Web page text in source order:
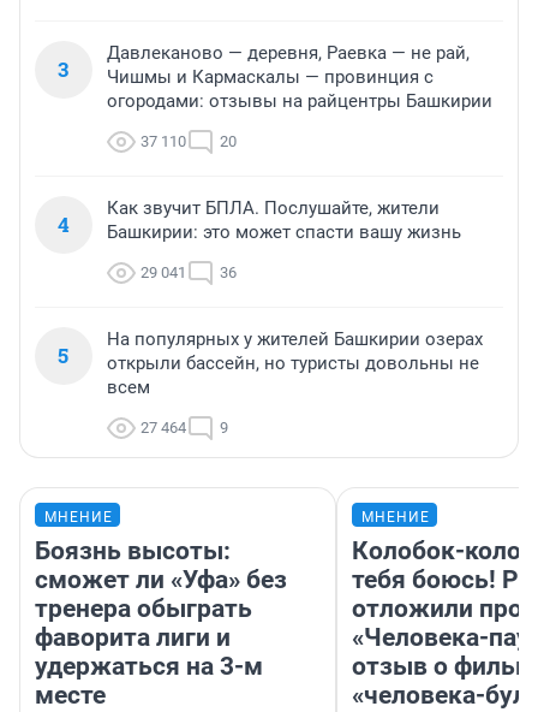
3
Давлеканово — деревня, Раевка — не рай,
Чишмы и Кармаскалы — провинция с
огородами: отзывы на райцентры Башкирии
37 110 20
4
Как звучит БПЛА. Послушайте, жители
Башкирии: это может спасти вашу жизнь
29 041 36
5
На популярных у жителей Башкирии озерах
открыли бассейн, но туристы довольны не
всем
27 464 9
МНЕНИЕ
Боязнь высоты:
сможет ли «Уфа» без
тренера обыграть
фаворита лиги и
удержаться на 3-м
месте
МНЕНИЕ
Колобок-
тебя боюсь!
отложили
«Человека-
отзыв о
«человека-